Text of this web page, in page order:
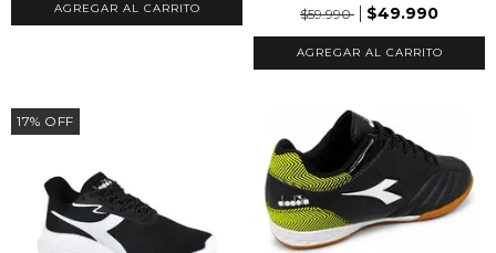
AGREGAR AL CARRITO
$59.990
$49.990
AGREGAR AL CARRITO
17% OFF